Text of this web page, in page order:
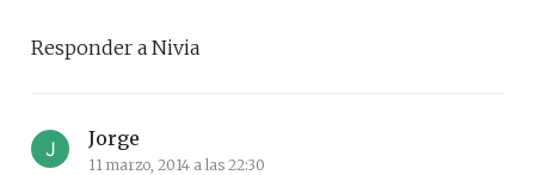
Responder a Nivia
Jorge
11 marzo, 2014 a las 22:30